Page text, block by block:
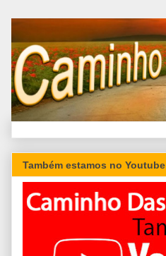
Também estamos no Youtube